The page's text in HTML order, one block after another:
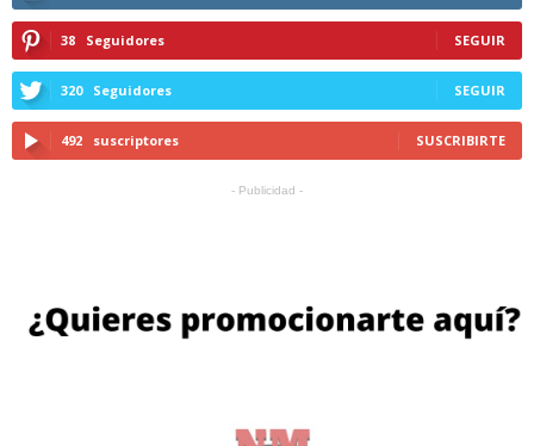
38 Seguidores SEGUIR
320 Seguidores SEGUIR
492 suscriptores SUSCRIBIRTE
- Publicidad -